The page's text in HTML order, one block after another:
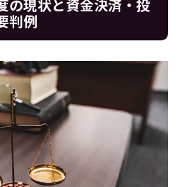
の現状と資金決済・投
判例